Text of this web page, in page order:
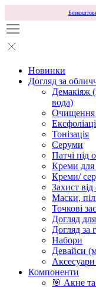
Новинки
Догляд за
Демакіяж
вода)
Очищення
Тонізація
Серуми
Патчі під
Креми для
Креми/
Захист
Маски,
Точкові
Догляд
Догляд за
Набори
Девайси
Компоненти
🎯 Акне